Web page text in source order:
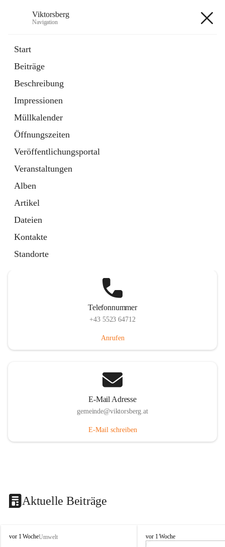
Viktorsberg
Navigation
Start
Beiträge
Beschreibung
Impressionen
Müllkalender
Öffnungszeiten
Veröffentlichungsportal
Veranstaltungen
Alben
Artikel
Dateien
Kontakte
Standorte
1 Schnellzugriff
Bürgerservice
10 Schnellzugriffe
Telefonnummer
+43 5523 64712
Anrufen
E-Mail Adresse
gemeinde@viktorsberg.at
E-Mail schreiben
Aktuelle Beiträge
V
vor 1 WocheUmwelt
V
vor 1 Woche